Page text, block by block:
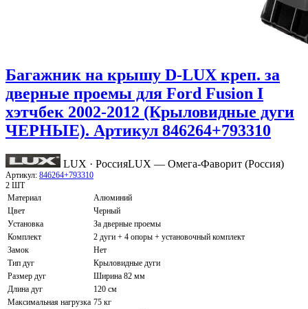
Багажник на крышу D-LUX креп. за
дверные проемы для Ford Fusion I
хэтчбек 2002-2012 (Крыловидные дуги
ЧЕРНЫЕ). Артикул 846264+793310
LUX · РоссияLUX — Омега-Фаворит (Россия)
Артикул: 846264+793310
2 ШТ
Материал
Алюминий
Цвет
Черный
Установка
За дверные проемы
Комплект
2 дуги + 4 опоры + установочный комплект
Замок
Нет
Тип дуг
Крыловидные дуги
Размер дуг
Ширина 82 мм
Длина дуг
120 см
Максимальная нагрузка 75 кг